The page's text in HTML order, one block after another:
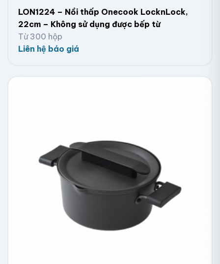
LON1224 – Nồi thấp Onecook LocknLock,
22cm – Không sử dụng được bếp từ
Từ 300 hộp
Liên hệ báo giá